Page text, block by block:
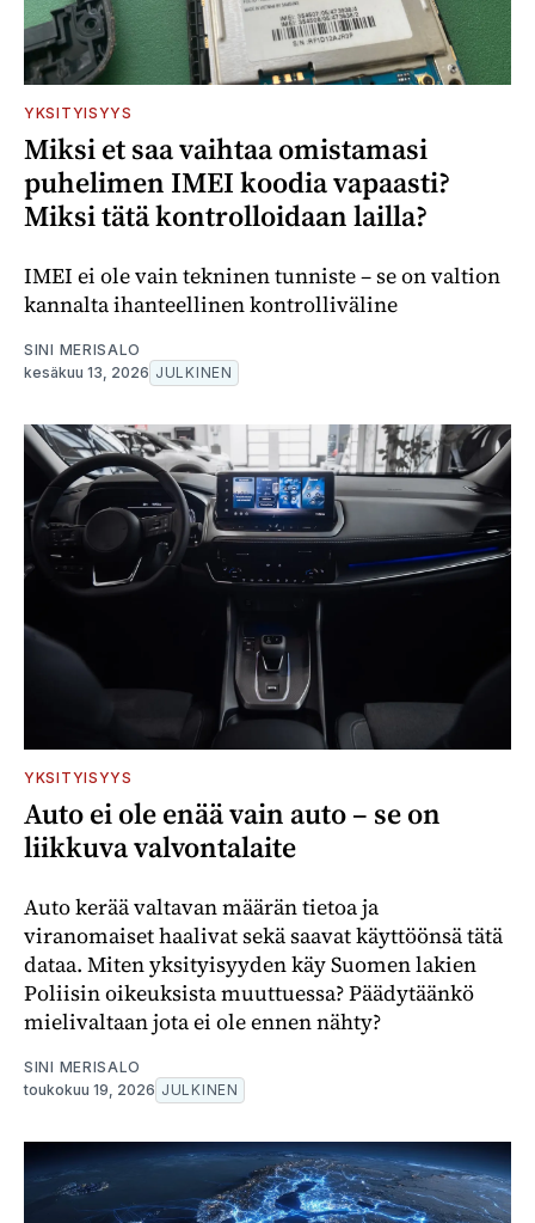
YKSITYISYYS
Miksi et saa vaihtaa omistamasi
puhelimen IMEI koodia vapaasti?
Miksi tätä kontrolloidaan lailla?
IMEI ei ole vain tekninen tunniste – se on valtion
kannalta ihanteellinen kontrolliväline
SINI MERISALO
kesäkuu 13, 2026 JULKINEN
YKSITYISYYS
Auto ei ole enää vain auto – se on
liikkuva valvontalaite
Auto kerää valtavan määrän tietoa ja
viranomaiset haalivat sekä saavat käyttöönsä tätä
dataa. Miten yksityisyyden käy Suomen lakien
Poliisin oikeuksista muuttuessa? Päädytäänkö
mielivaltaan jota ei ole ennen nähty?
SINI MERISALO
toukokuu 19, 2026 JULKINEN